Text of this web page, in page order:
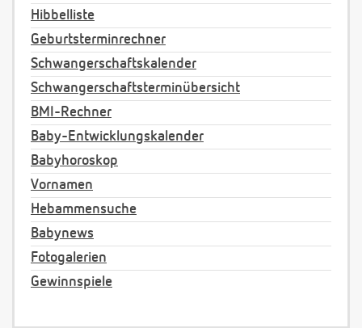
Hibbelliste
Geburtsterminrechner
Schwangerschaftskalender
Schwangerschaftsterminübersicht
BMI-Rechner
Baby-Entwicklungskalender
Babyhoroskop
Vornamen
Hebammensuche
Babynews
Fotogalerien
Gewinnspiele